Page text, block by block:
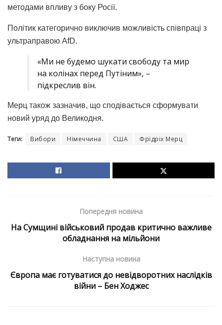
методами впливу з боку Росії.
Політик категорично виключив можливість співпраці з
ультраправою AfD.
«Ми не будемо шукати свободу та мир
на колінах перед Путіним», –
підкреслив він.
Мерц також зазначив, що сподівається сформувати
новий уряд до Великодня.
Теги: Вибори Німеччина США Фрідріх Мерц
Попередня новина
На Сумщині військовий продав критично важливе
обладнання на мільйони
Наступна новина
Європа має готуватися до невідворотних наслідків
війни – Бен Ходжес